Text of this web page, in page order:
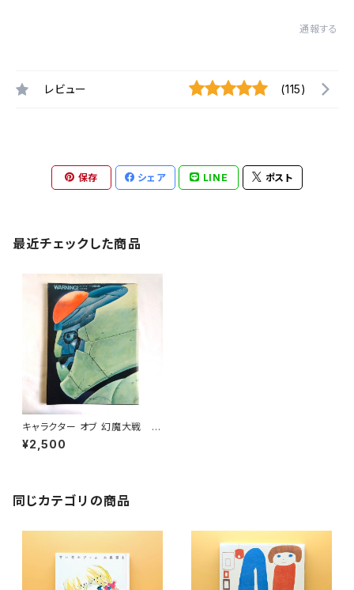
通報する
レビュー (115)
保存 シェア LINE ポスト
最近チェックした商品
キャラクター オブ 幻魔大戦 W
ARNING!
¥2,500
同じカテゴリの商品